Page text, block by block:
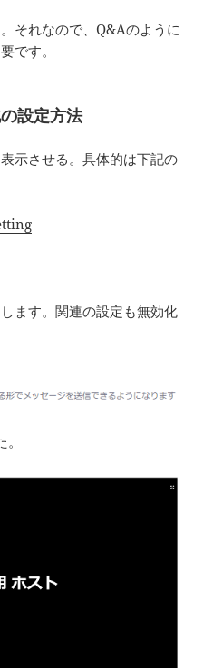
それなので、Q&Aのように
です。
設定方法
示させる。具体的は下記の
ます。関連の設定も無効化